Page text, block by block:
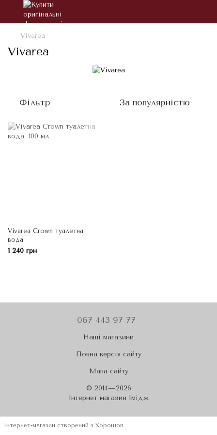
Vivarea
Vivarea
Фільтр За популярністю
Vivarea Crown туалетна
вода
1 240 грн
067 443 97 77
Наші магазини
Повна версія сайту
Мапа сайту
© 2014—2026
Iнтернет магазин Імідж
Інтернет-магазин створений з Хорошоп